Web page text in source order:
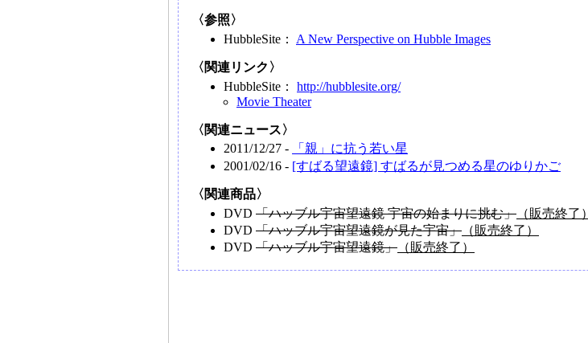
〈参照〉
HubbleSite： A New Perspective on Hubble Images
〈関連リンク〉
HubbleSite： http://hubblesite.org/
Movie Theater
〈関連ニュース〉
2011/12/27 -
「親」に抗う若い星
2001/02/16 - [すばる望遠鏡] すばるが見つめる星のゆりかご
〈関連商品〉
DVD 「ハッブル宇宙望遠鏡 宇宙の始まりに挑む」 （販売終了）
DVD 「ハッブル宇宙望遠鏡が見た宇宙」 （販売終了）
DVD 「ハッブル宇宙望遠鏡」 （販売終了）